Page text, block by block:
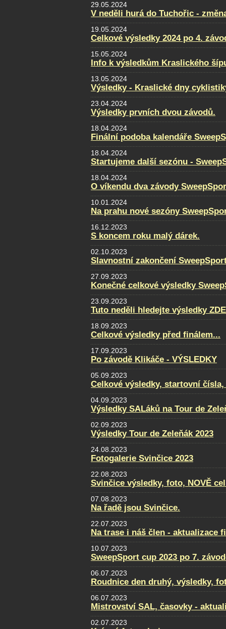
29.05.2024
V neděli hurá do Tuchořic -
19.05.2024
Celkové výsledky 2024 po 4.
15.05.2024
Info k výsledkům Kraslického
13.05.2024
Výsledky - Kraslické dny
23.04.2024
Výsledky prvních dvou závodů.
18.04.2024
Finální podoba kalendáře
18.04.2024
Startujeme další sezónu -
18.04.2024
O víkendu dva závody
10.01.2024
Na prahu nové sezóny
16.12.2023
S koncem roku malý dárek.
02.10.2023
Slavnostní zakončení
27.09.2023
Konečné celkové výsledky
23.09.2023
Tuto neděli hledejte výsledky
18.09.2023
Celkové výsledky před finálem...
17.09.2023
Po závodě Klikáče - VÝSLEDKY
05.09.2023
Celkové výsledky, startovní
04.09.2023
Výsledky SALáků na Tour de
02.09.2023
Výsledky Tour de Zeleňák 2023
24.08.2023
Fotogalerie Svinčice 2023
22.08.2023
Svinčice výsledky, foto, NOVĚ
07.08.2023
Na řadě jsou Svinčice.
22.07.2023
Na trase i náš člen - aktualizace
10.07.2023
SweepSport cup 2023 po 7.
06.07.2023
Roudnice den druhý, výsledky,
06.07.2023
Mistrovství SAL, časovky -
02.07.2023